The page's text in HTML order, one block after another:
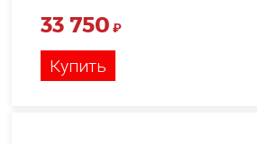
33 750 ₽
Купить